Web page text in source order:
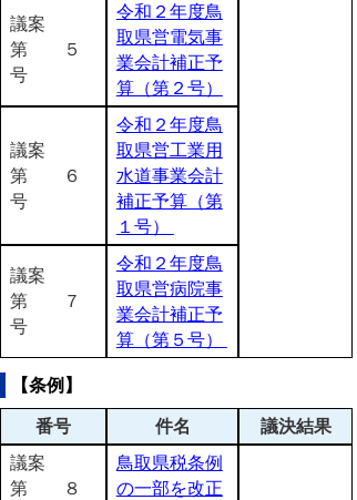
議案
第 ５
号
令和２年度鳥
取県営電気事
業会計補正予
算（第２号）
議案
第 ６
号
令和２年度鳥
取県営工業用
水道事業会計
補正予算（第
１号）
議案
第 ７
号
令和２年度鳥
取県営病院事
業会計補正予
算（第５号）
【条例】
番号 件名
議決結果
議案
第 ８
鳥取県税条例
の一部を改正